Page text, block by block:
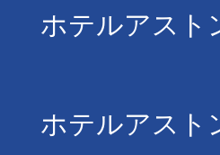
ホテルアスト
ホテルアスト